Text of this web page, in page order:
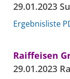
29.01.2023
Ergebnisliste
Raiffeisen
29.01.2023